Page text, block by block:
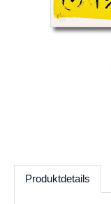
Produktdetails